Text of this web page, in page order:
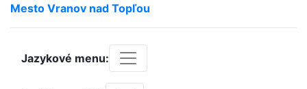
Mesto Vranov nad Topľou
Jazykové menu: